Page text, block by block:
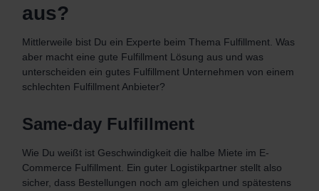
aus?
Mittlerweile bist Du ein Experte beim Thema Fulfillment. Was
aber macht eine gute Fulfillment Lösung aus und was
unterscheiden ein gutes Fulfillment Unternehmen von einem
schlechten Fulfillment Anbieter?
Same-day Fulfillment
Wie Du weißt ist Geschwindigkeit die halbe Miete im E-
Commerce Fulfillment. Ein guter Logistikpartner stellt also
sicher, dass Bestellungen noch am gleichen und spätestens